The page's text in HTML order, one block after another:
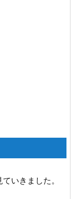
いきました。